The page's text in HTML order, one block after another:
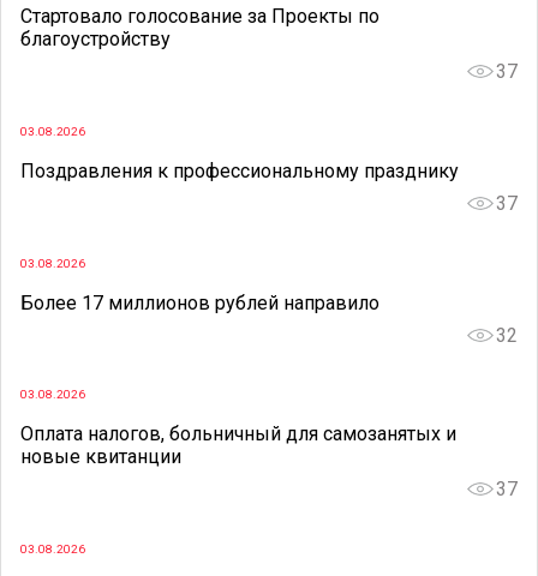
Стартовало голосование за Проекты по
благоустройству
37
03.08.2026
Поздравления к профессиональному празднику
37
03.08.2026
Более 17 миллионов рублей направило
32
03.08.2026
Оплата налогов, больничный для самозанятых и
новые квитанции
37
03.08.2026